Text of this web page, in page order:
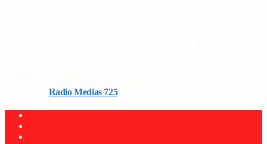
Radio Medias 725on 26 mai 2025